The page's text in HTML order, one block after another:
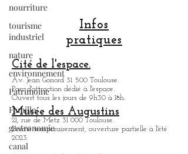
nourriture
tourisme
industriel
nature
environnement
Patrimoine
Famille
gastronomie
canal
clochers de la ville rose. Ce Dôme, durant
son histoire, a connu de nombreuses
fonctions. Ce Dôme a été au Moyen Âge, un
Hôpital, où on accueillait les déshérités,
prostituées, pauvres et malades. De nos
jour, ce Dôme a fait l'objet d'une magnifique
rénovation. Ce Dôme est à vi
pratiques
Cité de l'espace.
Av. Jean Gonord 31 500 Toulouse.
Parc d'attraction dédié à l'espace.
Ouvert tous les jours de 9h30 à 18h.
Musée des Augustins
21, rue de Metz 31 000 Toulouse.